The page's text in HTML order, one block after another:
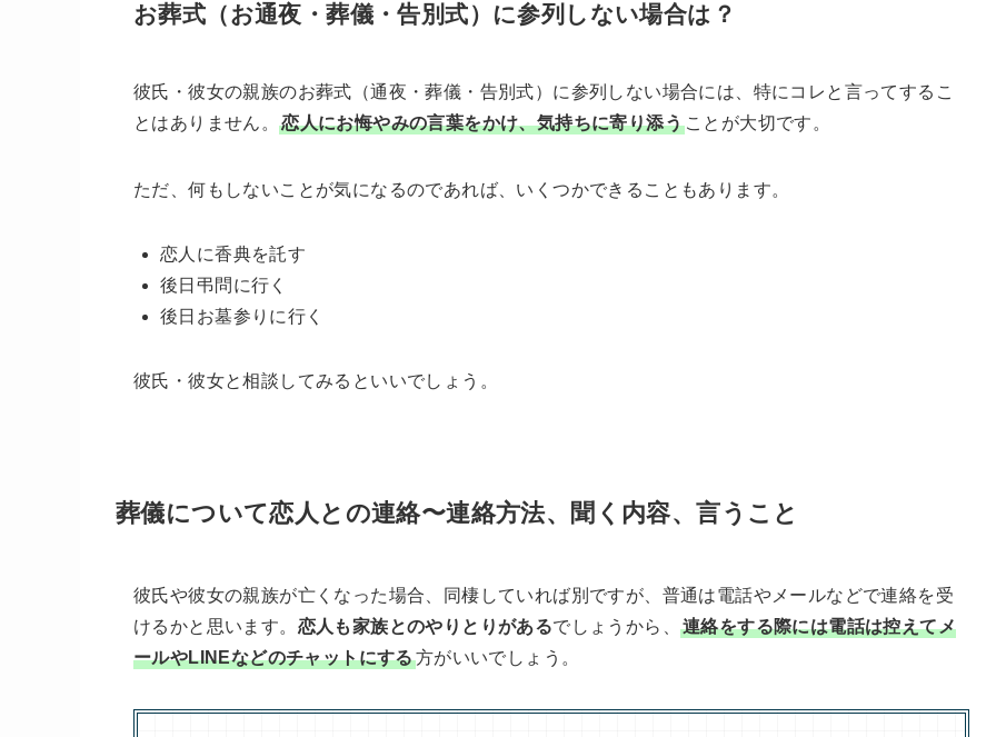
お葬式（お通夜・葬儀・告別式）に参列しない場合は？
彼氏・彼女の親族のお葬式（通夜・葬儀・告別式）に参列しない場合には、特にコレと言ってするこ
とはありません。恋人にお悔やみの言葉をかけ、気持ちに寄り添う ことが大切です。
ただ、何もしないことが気になるのであれば、いくつかできることもあります。
恋人に香典を託す
後日弔問に行く
後日お墓参りに行く
彼氏・彼女と相談してみるといいでしょう。
葬儀について恋人との連絡〜連絡方法、聞く内容、言うこと
彼氏や彼女の親族が亡くなった場合、同棲していれば別ですが、普通は電話やメールなどで連絡を受
けるかと思います。 恋人も家族とのやりとりがあるでしょうから、連絡をする際には電話は控えてメ
ールやLINEなどのチャットにする方がいいでしょう。